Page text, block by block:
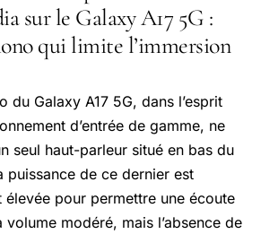
sur le Galaxy A17 5G :
qui limite l’immersion
du Galaxy A17 5G, dans l’esprit
d’entrée de gamme, ne
seul haut-parleur situé en bas du
puissance de ce dernier est
élevée pour permettre une écoute
modéré, mais l’absence de